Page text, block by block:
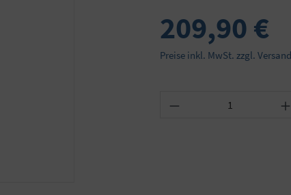
209,90 €
Preise inkl. MwSt. zzgl.
Produkt Anzahl: